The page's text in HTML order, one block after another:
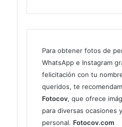
Para obtener fotos de
WhatsApp e Instagram
felicitación con tu
queridos, te
Fotocov, que ofrece
para diversas ocasiones
personal. Fotocov.com